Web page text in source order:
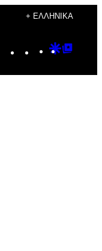
+ ΕΛΛΗΝΙΚΆ
Instagram
TikTok
YouTube
Google